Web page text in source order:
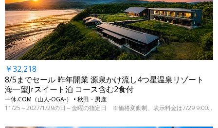
￥32,218
8/5までセール 昨年開業 源泉かけ流し4つ星温泉リゾート
海一望Jrスイート泊 コース含む2食付
一休.COM（山人-OGA-） • 秋田・男鹿
11/25～2027/1/29の日～金曜の指定日 ※価格変動制、表示料金は7/29 9:00時点